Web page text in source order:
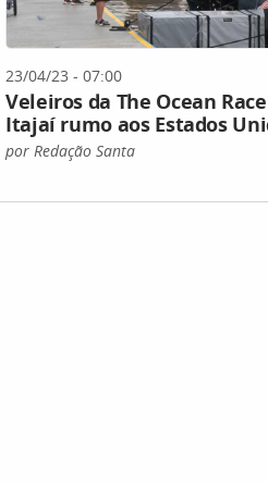
23/04/23 - 07:00
Veleiros da The Ocean
Itajaí rumo aos Estados
por Redação Santa